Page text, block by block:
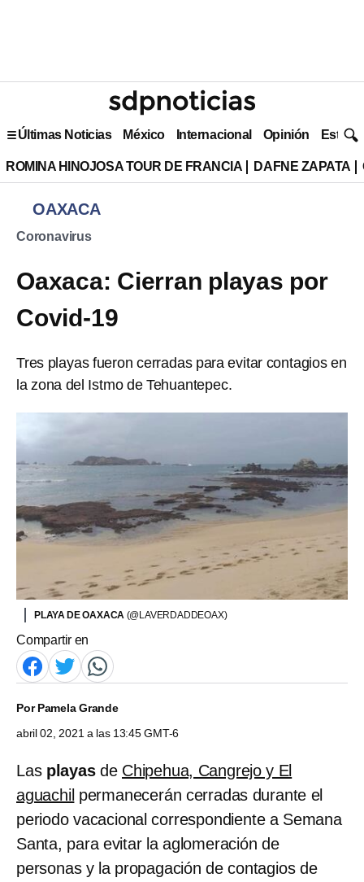
Últimas Noticias México Internacional Opinión Estilo
ROMINA HINOJOSA TOUR DE FRANCIA DAFNE ZAPATA
OAXACA
Coronavirus
Oaxaca: Cierran playas por
Covid-19
Tres playas fueron cerradas para evitar contagios en
la zona del Istmo de Tehuantepec.
PLAYA DE OAXACA (@LAVERDADDEOAX)
Compartir en
PorPamela Grande
abril 02, 2021 a las 13:45 GMT-6
Lasplayasde Chipehua, Cangrejo y El
aguachil permanecerán cerradas durante el
periodo vacacional correspondiente a Semana
Santa, para evitar la aglomeración de
personas y la propagación de contagios de